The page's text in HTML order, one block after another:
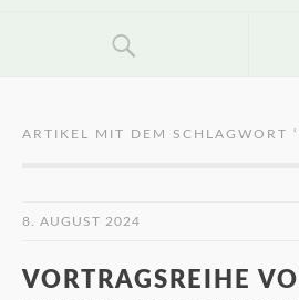
ARTIKEL MIT DEM SCHLAGWORT ‘
8. AUGUST 2024
VORTRAGSREIHE